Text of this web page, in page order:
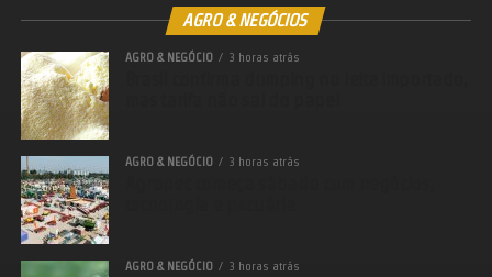
Facebook
Twitter
WhatsApp
LinkedIn
Messenger
Share
AGRO & NEGÓCIOS
AGRO & NEGÓCIO 3 horas atrás
AGRO & NEGÓCIO 3 horas atrás
AGRO & NEGÓCIO 3 horas atrás